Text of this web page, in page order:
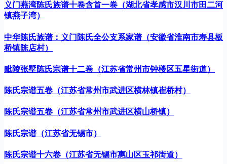
义门燕湾陈氏族谱十卷含首一卷（湖北省孝感市汉川市田二河
镇燕子湾）
中华陈氏族谱：义门陈氏全公支系家谱（安徽省淮南市寿县板
桥镇陈店村）
毗陵张墅陈氏宗谱十二卷（江苏省常州市钟楼区五星街道）
陈氏宗谱五卷（江苏省常州市武进区横林镇崔桥村）
陈氏宗谱五卷（江苏省常州市武进区横山桥镇）
陈氏宗谱（江苏省无锡市）
陈氏宗谱十六卷（江苏省无锡市惠山区玉祁街道）